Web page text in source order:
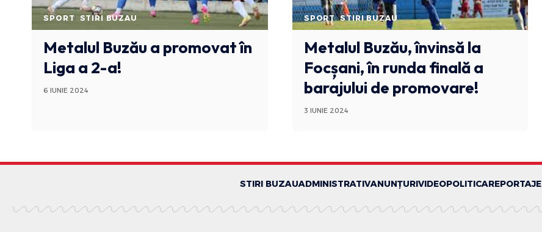
SPORT STIRI BUZAU
Metalul Buzău a promovat în
Liga a 2-a!
6 IUNIE 2024
SPORT STIRI BUZAU
Metalul Buzău, învinsă la
Focșani, în runda finală a
barajului de promovare!
3 IUNIE 2024
STIRI BUZAUADMINISTRATIVANUNȚURIVIDEOPOLITICAREPORTAJE